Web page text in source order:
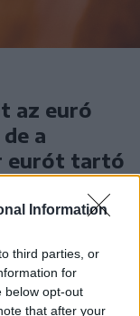
Information
third parties, or
for
below opt-out
that after your
az euró
a
eurót tartó